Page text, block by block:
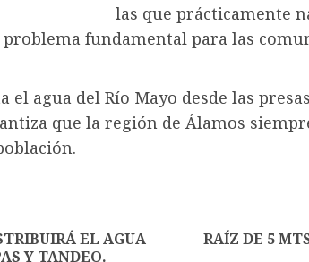
las que prácticamente
fundamental para las
el agua del Río Mayo desde las
que la región de Álamos
Previous
EL AGUA
Y TANDEO.
RAÍZ DE 5